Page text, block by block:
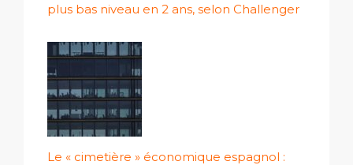
plus bas niveau en 2 ans, selon Challenger
Le « cimetière » économique espagnol :